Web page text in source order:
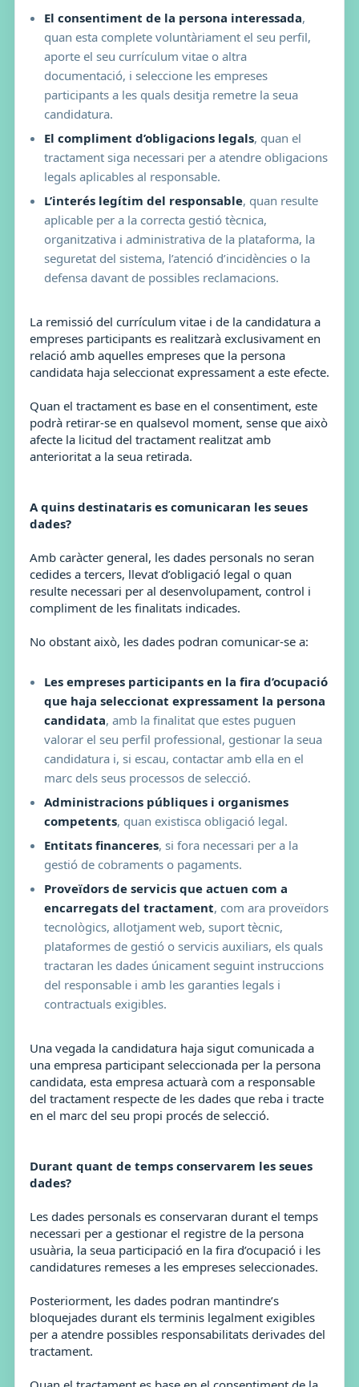
El consentiment de la persona interessada,
quan esta complete voluntàriament el seu perfil,
aporte el seu currículum vitae o altra
documentació, i seleccione les empreses
participants a les quals desitja remetre la seua
candidatura.
El compliment d’obligacions legals, quan el
tractament siga necessari per a atendre obligacions
legals aplicables al responsable.
L’interés legítim del responsable, quan resulte
aplicable per a la correcta gestió tècnica,
organitzativa i administrativa de la plataforma, la
seguretat del sistema, l’atenció d’incidències o la
defensa davant de possibles reclamacions.
La remissió del currículum vitae i de la candidatura a
empreses participants es realitzarà exclusivament en
relació amb aquelles empreses que la persona
candidata haja seleccionat expressament a este efecte.
Quan el tractament es base en el consentiment, este
podrà retirar-se en qualsevol moment, sense que això
afecte la licitud del tractament realitzat amb
anterioritat a la seua retirada.
A quins destinataris es comunicaran les seues
dades?
Amb caràcter general, les dades personals no seran
cedides a tercers, llevat d’obligació legal o quan
resulte necessari per al desenvolupament, control i
compliment de les finalitats indicades.
No obstant això, les dades podran comunicar-se a:
Les empreses participants en la fira d’ocupació
que haja seleccionat expressament la persona
candidata, amb la finalitat que estes puguen
valorar el seu perfil professional, gestionar la seua
candidatura i, si escau, contactar amb ella en el
marc dels seus processos de selecció.
Administracions públiques i organismes
competents, quan existisca obligació legal.
Entitats financeres, si fora necessari per a la
gestió de cobraments o pagaments.
Proveïdors de servicis que actuen com a
encarregats del tractament, com ara proveïdors
tecnològics, allotjament web, suport tècnic,
plataformes de gestió o servicis auxiliars, els quals
tractaran les dades únicament seguint instruccions
del responsable i amb les garanties legals i
contractuals exigibles.
Una vegada la candidatura haja sigut comunicada a
una empresa participant seleccionada per la persona
candidata, esta empresa actuarà com a responsable
del tractament respecte de les dades que reba i tracte
en el marc del seu propi procés de selecció.
Durant quant de temps conservarem les seues
dades?
Les dades personals es conservaran durant el temps
necessari per a gestionar el registre de la persona
usuària, la seua participació en la fira d’ocupació i les
candidatures remeses a les empreses seleccionades.
Posteriorment, les dades podran mantindre’s
bloquejades durant els terminis legalment exigibles
per a atendre possibles responsabilitats derivades del
tractament.